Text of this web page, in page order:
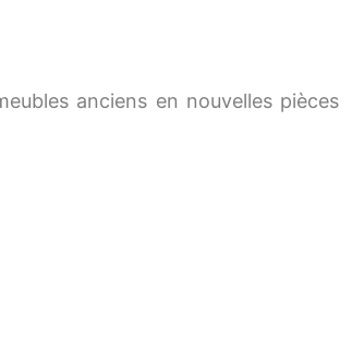
anciens en nouvelles pièces